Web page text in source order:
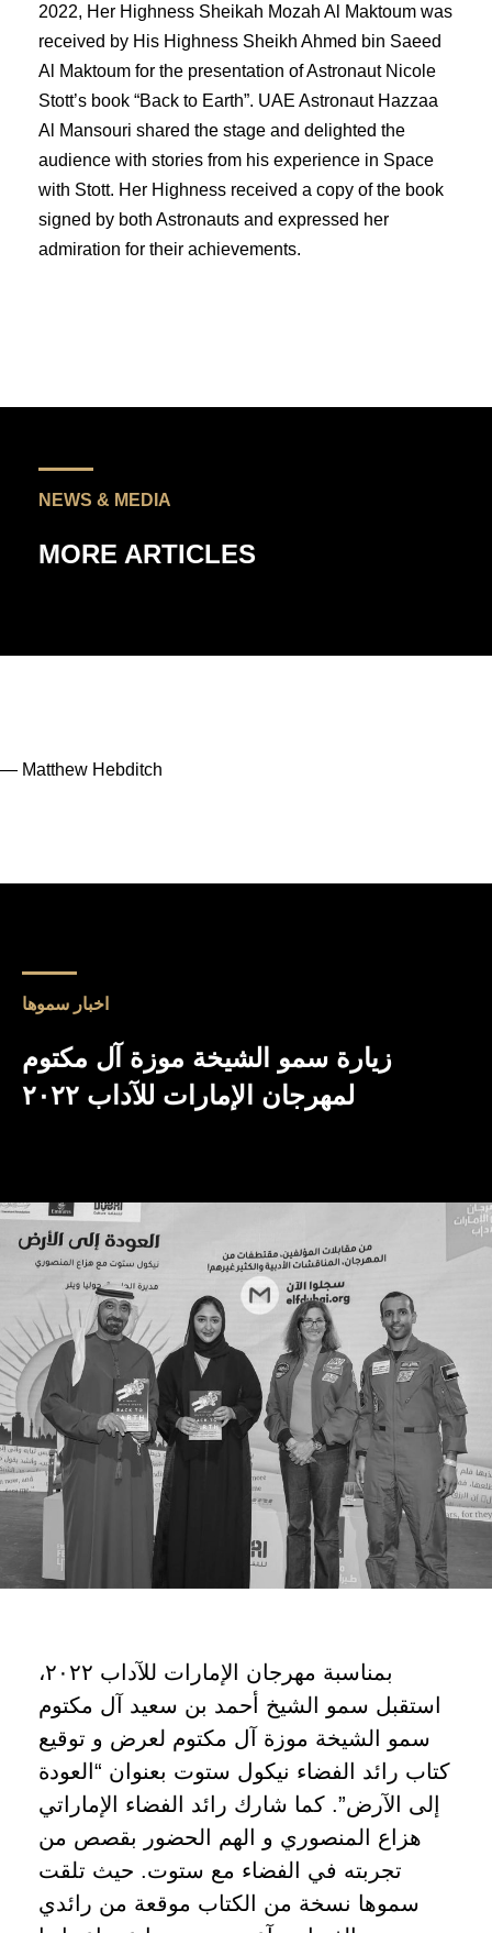
2022, Her Highness Sheikah Mozah Al Maktoum was
received by His Highness Sheikh Ahmed bin Saeed
Al Maktoum for the presentation of Astronaut Nicole
Stott’s book “Back to Earth”. UAE Astronaut Hazzaa
Al Mansouri shared the stage and delighted the
audience with stories from his experience in Space
with Stott. Her Highness received a copy of the book
signed by both Astronauts and expressed her
admiration for their achievements.
NEWS & MEDIA
MORE ARTICLES
— Matthew Hebditch
اخبار سموها
زيارة سمو الشيخة موزة آل مكتوم
لمهرجان الإمارات للآداب ٢٠٢٢
بمناسبة مهرجان الإمارات للآداب ٢٠٢٢،
استقبل سمو الشيخ أحمد بن سعيد آل مكتوم
سمو الشيخة موزة آل مكتوم لعرض و توقيع
كتاب رائد الفضاء نيكول ستوت بعنوان “العودة
إلى الآرض”. كما شارك رائد الفضاء الإماراتي
هزاع المنصوري و الهم الحضور بقصص من
تجربته في الفضاء مع ستوت. حيث تلقت
سموها نسخة من الكتاب موقعة من رائدي